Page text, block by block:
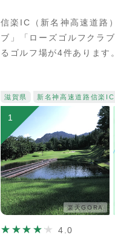
信楽IC（新名神高速道路
ブ」「ローズゴルフクラ
るゴルフ場が4件あります
滋賀県 新名神高速道路信楽IC
1
楽天GORA
4.0